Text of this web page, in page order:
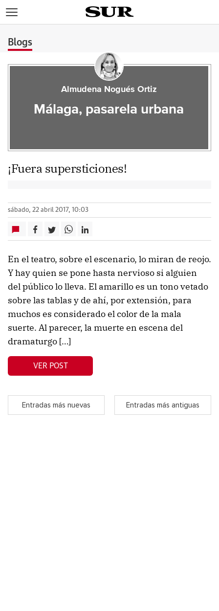
Blogs
Almudena Nogués Ortiz
Málaga, pasarela urbana
¡Fuera supersticiones!
sábado, 22 abril 2017, 10:03
En el teatro, sobre el escenario, lo miran de reojo.
Y hay quien se pone hasta nervioso si alguien
del público lo lleva. El amarillo es un tono vetado
sobre las tablas y de ahí, por extensión, para
muchos es considerado el color de la mala
suerte. Al parecer, la muerte en escena del
dramaturgo […]
VER POST
Entradas más nuevas Entradas más antiguas